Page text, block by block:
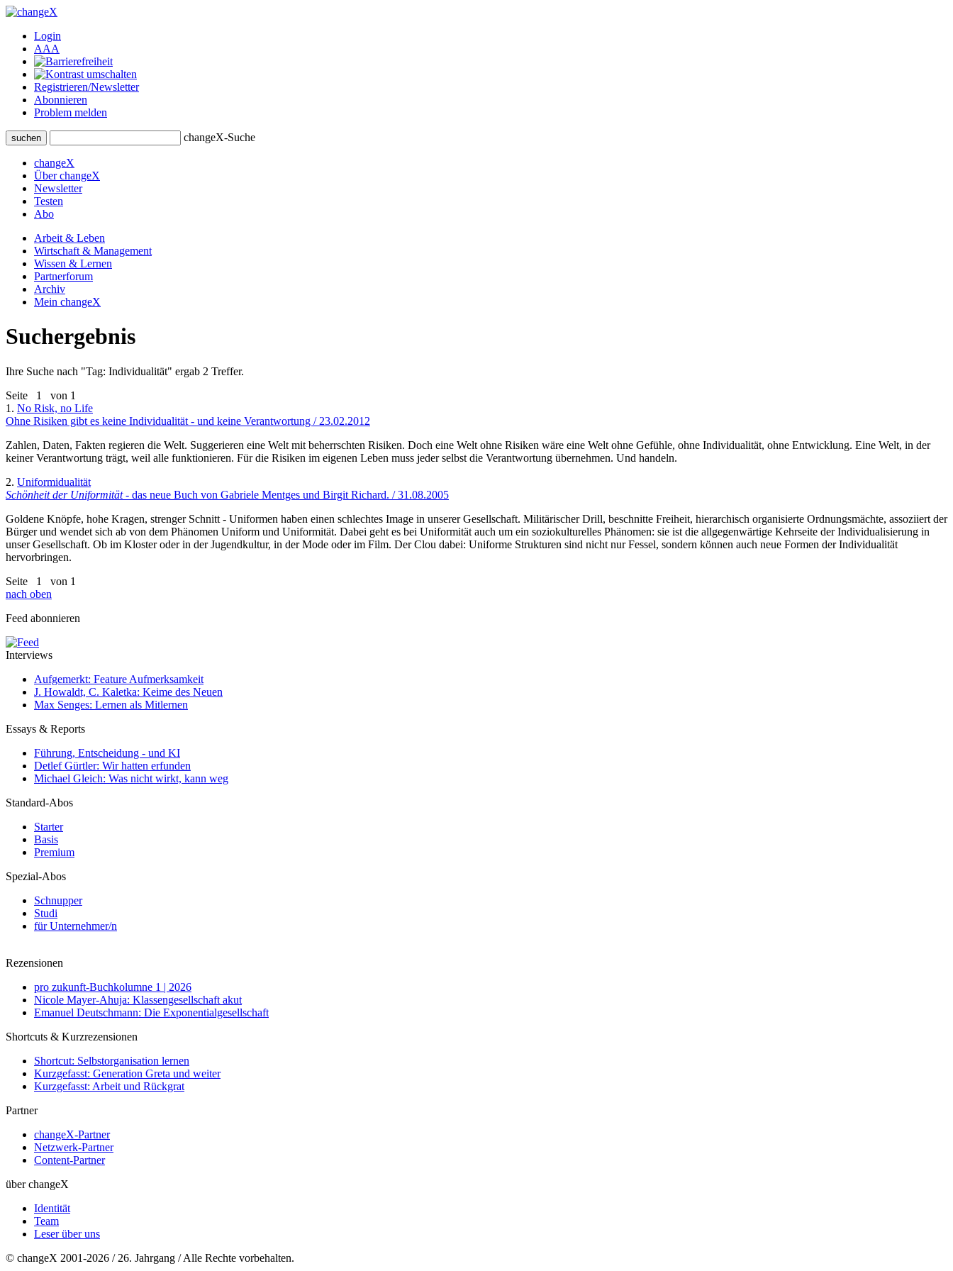
Login
AAA
Registrieren/Newsletter
Abonnieren
Problem melden
suchen changeX-Suche
changeX
Über changeX
Newsletter
Testen
Abo
Arbeit & Leben
Wirtschaft & Management
Wissen & Lernen
Partnerforum
Archiv
Mein changeX
Suchergebnis
Ihre Suche nach "Tag: Individualität" ergab 2 Treffer.
Seite 1
von 1
1. No Risk, no Life
Ohne Risiken gibt es keine Individualität - und keine Verantwortung / 23.02.2012
Zahlen, Daten, Fakten regieren die Welt. Suggerieren eine Welt mit beherrschten Risiken. Doch eine Welt ohne Risiken wäre eine Welt ohne Gefühle, ohne Individualität, ohne Entwicklung. Eine Welt, in der
keiner Verantwortung trägt, weil alle funktionieren. Für die Risiken im eigenen Leben muss jeder selbst die Verantwortung übernehmen. Und handeln.
2. Uniformidualität
Schönheit der Uniformität- das neue Buch von Gabriele Mentges und Birgit Richard. / 31.08.2005
Goldene Knöpfe, hohe Kragen, strenger Schnitt - Uniformen haben einen schlechtes Image in unserer Gesellschaft. Militärischer Drill, beschnitte Freiheit, hierarchisch organisierte Ordnungsmächte, assoziiert der
Bürger und wendet sich ab von dem Phänomen Uniform und Uniformität. Dabei geht es bei Uniformität auch um ein soziokulturelles Phänomen: sie ist die allgegenwärtige Kehrseite der Individualisierung in
unser Gesellschaft. Ob im Kloster oder in der Jugendkultur, in der Mode oder im Film. Der Clou dabei: Uniforme Strukturen sind nicht nur Fessel, sondern können auch neue Formen der Individualität
hervorbringen.
Seite 1
von 1
nach oben
Feed abonnieren
Interviews
Aufgemerkt: Feature Aufmerksamkeit
J. Howaldt, C. Kaletka: Keime des Neuen
Max Senges: Lernen als Mitlernen
Essays & Reports
Führung, Entscheidung - und KI
Detlef Gürtler: Wir hatten erfunden
Michael Gleich: Was nicht wirkt, kann weg
Standard-Abos
Starter
Basis
Premium
Spezial-Abos
Schnupper
Studi
für Unternehmer/n
Rezensionen
pro zukunft-Buchkolumne 1 | 2026
Nicole Mayer-Ahuja: Klassengesellschaft akut
Emanuel Deutschmann: Die Exponentialgesellschaft
Shortcuts & Kurzrezensionen
Shortcut: Selbstorganisation lernen
Kurzgefasst: Generation Greta und weiter
Kurzgefasst: Arbeit und Rückgrat
Partner
changeX-Partner
Netzwerk-Partner
Content-Partner
über changeX
Identität
Team
Leser über uns
© changeX 2001-2026 / 26. Jahrgang / Alle Rechte vorbehalten.